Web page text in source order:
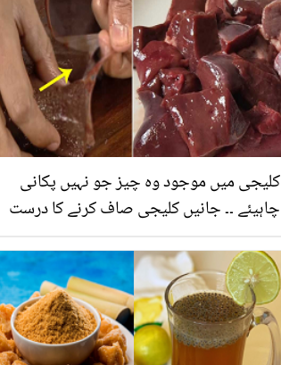
کلیجی میں موجود وہ چیز جو نہیں پکانی
چاہیئے ۔۔ جانیں کلیجی صاف کرنے کا درست